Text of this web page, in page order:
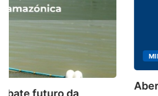
Aberto o credenciamento